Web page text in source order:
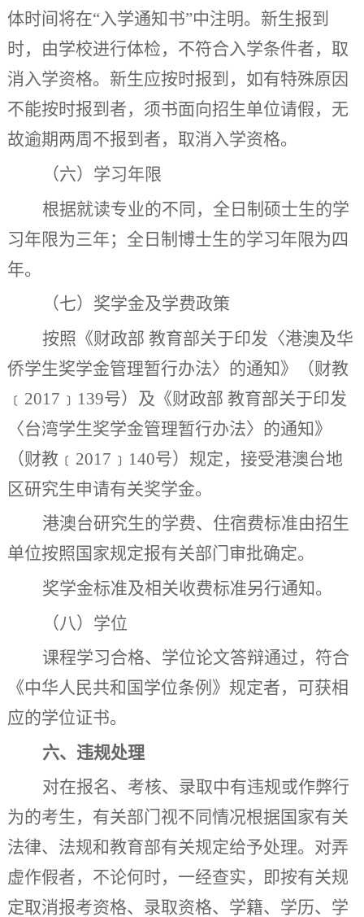
体时间将在“入学通知书”中注明。新生报到
时，由学校进行体检，不符合入学条件者，取
消入学资格。新生应按时报到，如有特殊原因
不能按时报到者，须书面向招生单位请假，无
故逾期两周不报到者，取消入学资格。
（六）学习年限
根据就读专业的不同，全日制硕士生的学
习年限为三年；全日制博士生的学习年限为四
年。
（七） 奖学金及学费政策
按照《财政部 教育部关于印发〈港澳及华
侨学生奖学金管理暂行办法〉的通知》（财教
﹝2017﹞139号） 及《财政部 教育部关于印发
〈台湾学生奖学金管理暂行办法〉的通知》
（财教﹝ 2017 ﹞ 140号）规定，接受港澳台地
区研究生申请有关奖学金。
港澳台研究生的学费、住宿费标准由招生
单位按照国家规定报有关部门审批确定。
奖学金标准及相关收费标准另行通知。
（八）学位
课程学习合格、学位论文答辩通过，符合
《中华人民共和国学位条例》规定者，可获相
应的学位证书。
六、违规处理
对在报名、考核、录取中有违规或作弊行
为的考生，有关部门视不同情况根据国家有关
法律、法规和教育部有关规定给予处理。对弄
虚作假者，不论何时，一经查实，即按有关规
定取消报考资格、录取资格、学籍、学历、学